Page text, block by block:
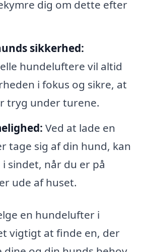
dig om dette efter
sikkerhed:
hundeluftere vil altid
i fokus og sikre, at
tryg under turene.
Ved at lade en
tage sig af din hund, kan
sindet, når du er på
ude af huset.
en hundelufter i
vigtigt at finde en, der